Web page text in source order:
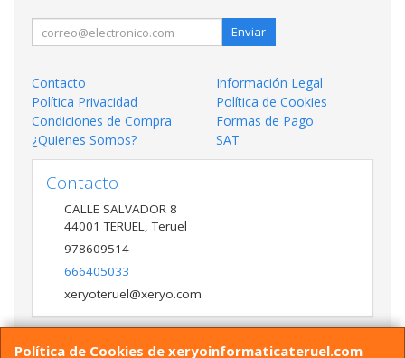
Política de Cookies de xeryoinformaticateruel.com
Enviar
Contacto
Información Legal
Política Privacidad
Política de Cookies
Condiciones de Compra
Formas de Pago
¿Quienes Somos?
SAT
Contacto
CALLE SALVADOR 8
44001 TERUEL,Teruel
978609514
666405033
xeryoteruel@xeryo.com